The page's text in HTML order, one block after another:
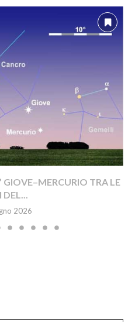
TRA LE
DEL...
2026